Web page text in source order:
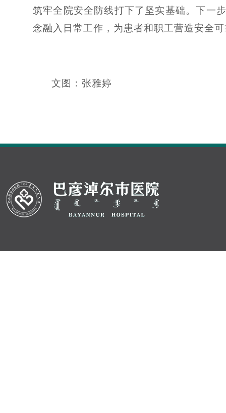
筑牢全院安全防线打下了坚实基础。下一
念融入日常工作，为患者和职工营造安全
文图：张雅婷